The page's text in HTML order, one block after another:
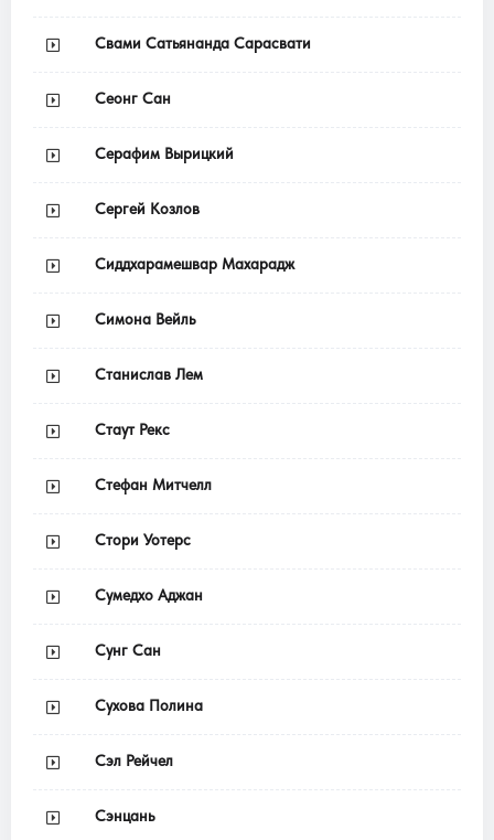
Свами Сатьянанда Сарасвати
Сеонг Сан
Серафим Вырицкий
Сергей Козлов
Сиддхарамешвар Махарадж
Симона Вейль
Станислав Лем
Стаут Рекс
Стефан Митчелл
Стори Уотерс
Сумедхо Аджан
Сунг Сан
Сухова Полина
Сэл Рейчел
Сэнцань